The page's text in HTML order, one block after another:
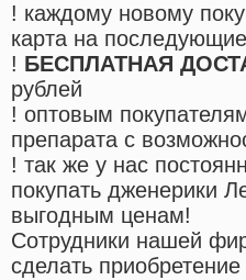
! каждому новому
карта на
! БЕСПЛАТНАЯ
рублей
! оптовым
препарата с
! так же у нас
покупать дженерики
выгодным ценам!
Cотрудники нашей
сделать